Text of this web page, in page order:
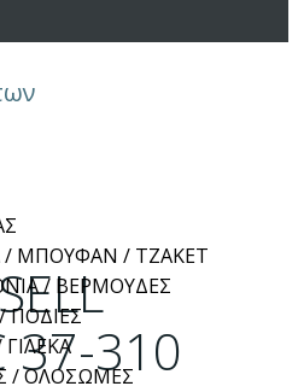
/ ΜΠΟΥΦΑΝ / ΤΖΑΚΕΤ
/ ΒΕΡΜΟΥΔΕΣ
ΓΙΛΕΚΑ
/ ΟΛΟΣΩΜΕΣ
37-310